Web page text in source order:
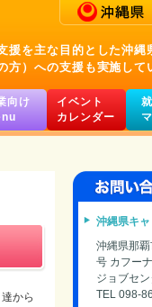
を主な目的とした沖縄
方）への支援も実施して
向け
イベント
カレンダー
から
沖縄県キ
沖縄県那
号 カフー
ジョブセ
TEL 098-